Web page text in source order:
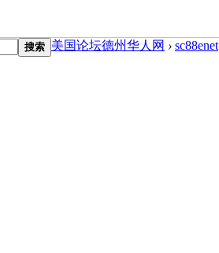
搜索 美国论坛德州华人网 › sc88enet